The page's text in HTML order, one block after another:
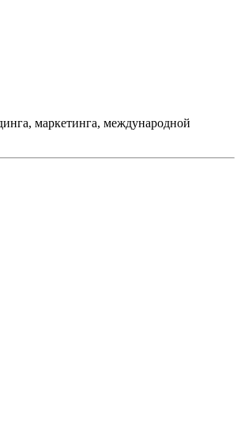
маркетинга, международной